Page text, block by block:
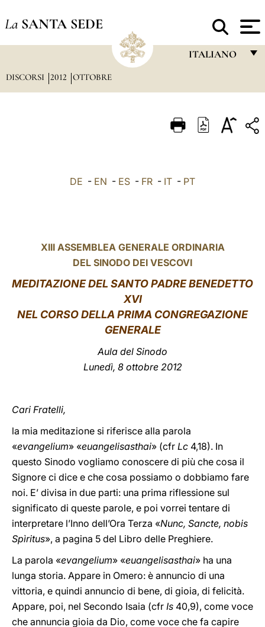
La SANTA SEDE
ITALIANO
ITALIANO
中文
LATINE
DISCORSI 2012 OTTOBRE
DE - EN - ES - FR - IT - PT
XIII ASSEMBLEA GENERALE ORDINARIA
DEL SINODO DEI VESCOVI
MEDITAZIONE DEL SANTO PADRE BENEDETTO
XVI
NEL CORSO DELLA PRIMA CONGREGAZIONE
GENERALE
Aula del Sinodo
Lunedì, 8 ottobre 2012
Cari Fratelli,
la mia meditazione si riferisce alla parola
«evangelium» «euangelisasthai» (cfr Lc 4,18). In
questo Sinodo vogliamo conoscere di più che cosa il
Signore ci dice e che cosa possiamo o dobbiamo fare
noi. E’ divisa in due parti: una prima riflessione sul
significato di queste parole, e poi vorrei tentare di
interpretare l’Inno dell’Ora Terza «Nunc, Sancte, nobis
Spìritus», a pagina 5 del Libro delle Preghiere.
La parola «evangelium» «euangelisasthai» ha una
lunga storia. Appare in Omero: è annuncio di una
vittoria, e quindi annuncio di bene, di gioia, di felicità.
Appare, poi, nel Secondo Isaia (cfr Is 40,9), come voce
che annuncia gioia da Dio, come voce che fa capire